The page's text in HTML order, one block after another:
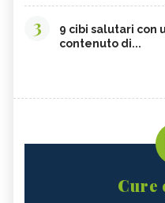
3
9 cibi salutari con
contenuto di...
Cure